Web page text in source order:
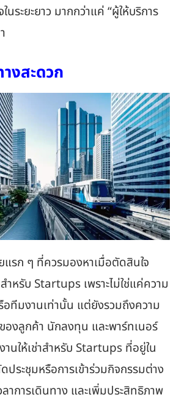
นระยะยาว มากกว่าแค่ “ผู้ให้บริการ
งสะดวก
แรก ๆ ที่ควรมองหาเมื่อตัดสินใจ
สำหรับ Startups เพราะไม่ใช่แค่ความ
ทีมงานเท่านั้น แต่ยังรวมถึงความ
ของลูกค้า นักลงทุน และพาร์ทเนอร์
านให้เช่าสำหรับ Startups ที่อยู่ใน
ประชุมหรือการเข้าร่วมกิจกรรมต่าง
าการเดินทาง และเพิ่มประสิทธิภาพ